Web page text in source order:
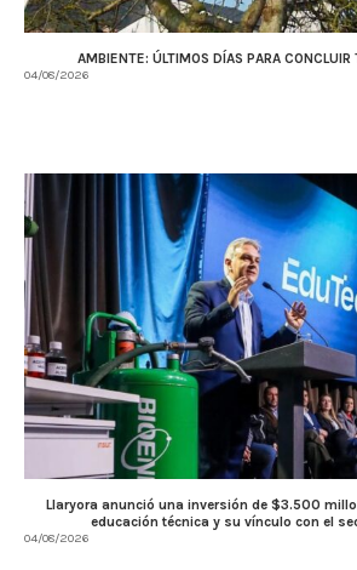
AMBIENTE: ÚLTIMOS DÍAS PARA CONCLUIR
04/08/2026
Llaryora anunció una inversión de $3.500
educación técnica y su vínculo con el
04/08/2026